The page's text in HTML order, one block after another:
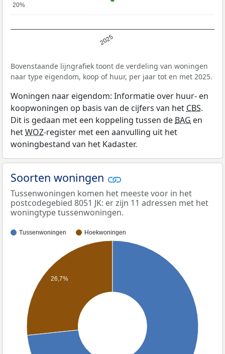
2025
20%
20%
Bovenstaande lijngrafiek toont de verdeling van woningen
naar type eigendom, koop of huur, per jaar tot en met 2025.
Woningen naar eigendom: Informatie over huur- en
koopwoningen op basis van de cijfers van hetCBS.
Dit is gedaan met een koppeling tussen deBAG en
hetWOZ-register met een aanvulling uit het
woningbestand van het Kadaster.
Soorten woningen
Tussenwoningen komen het meeste voor in het
postcodegebied 8051 JK: er zijn 11 adressen met het
woningtype tussenwoningen.
Tussenwoningen Hoekwoningen
26,7%